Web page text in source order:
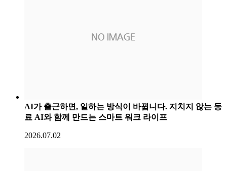
AI가 출근하면, 일하는 방식이 바뀝니다. 지치지 않는 동
료 AI와 함께 만드는 스마트 워크 라이프
2026.07.02